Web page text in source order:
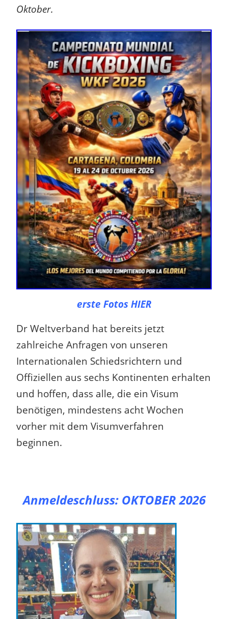
Oktober.
erste Fotos HIER
Dr Weltverband hat bereits jetzt
zahlreiche Anfragen von unseren
Internationalen Schiedsrichtern und
Offiziellen aus sechs Kontinenten erhalten
und hoffen, dass alle, die ein Visum
benötigen, mindestens acht Wochen
vorher mit dem Visumverfahren
beginnen.
Anmeldeschluss: OKTOBER 2026